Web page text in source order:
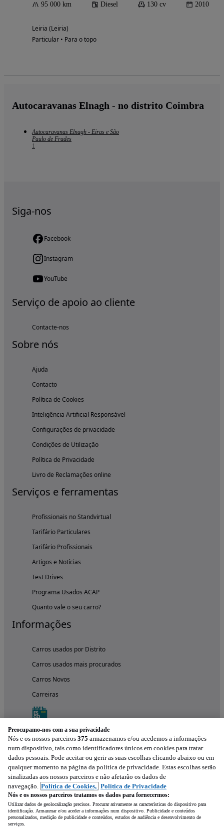
95 000 km Diesel 130 cv 2010
Leiria (Leiria)
Particular • Para o topo
Autocaravanas Elnagh - no distrito Coimbra
Autocaravanas Elnagh - Eiras e São
Paulo de Frades
1
Siga-nos
Facebook
Instagram
YouTube
Serviço de apoio ao cliente
Contacte-nos
Sobre nós
Ajuda
Contacto
Política de Cookies
Inteligência Artificial Responsável
Configurações de privacidade
Condições de Utilização
Política de Privacidade
Livro de Reclamações online
Serviços e ferramentas
Profissionais no Standvirtual
Tarifário Particulares
Tarifário Profissionais
Artigos e Notícias
Test Drives
Programa Usados ACAP
Quanto vale o seu carro?
Informações
Carros usados por Distrito
Carros usados mais procurados
Carros Novos
Carreiras
Experimenta a aplicação
Preocupamo-nos com a sua privacidade
Nós e os nossos parceiros 375 armazenamos e/ou acedemos a informações
num dispositivo, tais como identificadores únicos em cookies para tratar
dados pessoais. Pode aceitar ou gerir as suas escolhas clicando abaixo ou em
qualquer momento na página da política de privacidade. Estas escolhas serão
sinalizadas aos nossos parceiros e não afetarão os dados de
navegação. Política de Cookies, Política de Privacidade
Nós e os nossos parceiros tratamos os dados para fornecermos:
Utilizar dados de geolocalização precisos. Procurar ativamente as características do dispositivo para
identificação. Armazenar e/ou aceder a informações num dispositivo. Publicidade e conteúdos
personalizados, medição de publicidade e conteúdos, estudos de audiência e desenvolvimento de
serviços.